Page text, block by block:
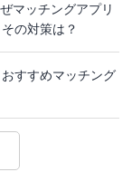
マッチングアプリ
の対策は？
すすめマッチング